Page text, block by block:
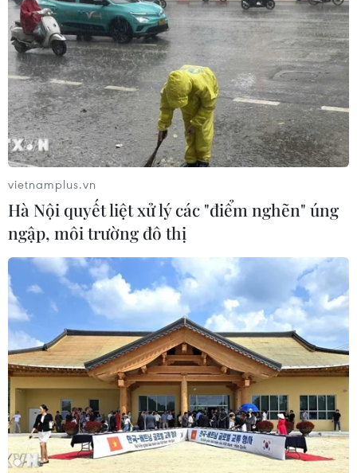
Dừng thu phí đường hỏng: Đánh thẳng
vào 'túi tiền', nhà đầu tư có sợ?
05/11/2018 22:22
Bộ Giao thông Vận tải lần đầu tiên có quyết định dừng
thu phí đối với các tuyến đường bị hư hỏng, đánh thẳng
vào túi tiền nhà đầu tư, nhằm nâng cao chất lượng
công trình...
vietnamplus.vn
Hà Nội quyết liệt xử lý các "điểm nghẽn" úng
ngập, môi trường đô thị